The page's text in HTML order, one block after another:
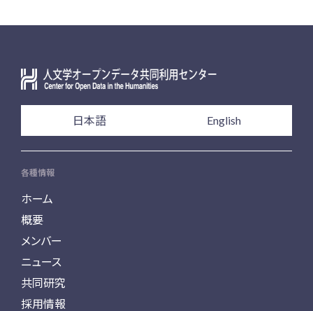
日本語 English
各種情報
ホーム
概要
メンバー
ニュース
共同研究
採用情報